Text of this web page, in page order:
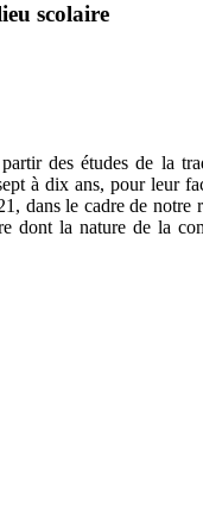
scolaire
des études de la
à dix ans, pour leur
dans le cadre de
la nature de la